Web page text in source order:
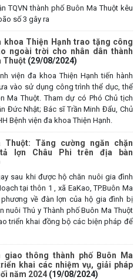
TQVN thành phố Buôn Ma Thuột kêu
số 3 gây ra
khoa Thiện Hạnh trao tặng công
ngoài trời cho nhân dân thành
Thuột (29/08/2024)
viện đa khoa Thiện Hạnh tiến hành
vào sử dụng công trình thể dục, thể
Ma Thuột. Tham dự có Phó Chủ tịch
Đức Nhật; Bác sĩ Trần Minh Đẩu, Chủ
Bệnh viện đa khoa Thiện Hạnh.
Thuột: Tăng cường ngăn chặn
tả lợn Châu Phi trên địa bàn
sau khi được hộ chăn nuôi gia đình
tại thôn 1 , xã EaKao, TP.Buôn Ma
về đàn lợn của hộ gia đình bị
nuôi Thú y Thành phố Buôn Ma Thuột
triển khai đồng bộ các biện pháp để
giao thông thành phố Buôn Ma
khai các nhiệm vụ, giải pháp
năm 2024 (19/08/2024)